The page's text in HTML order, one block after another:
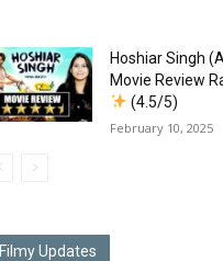
Hoshiar Singh
Movie Review
(4.5/5)
February 10, 2025
Filmy Updates